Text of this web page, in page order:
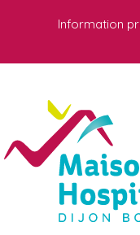
Information